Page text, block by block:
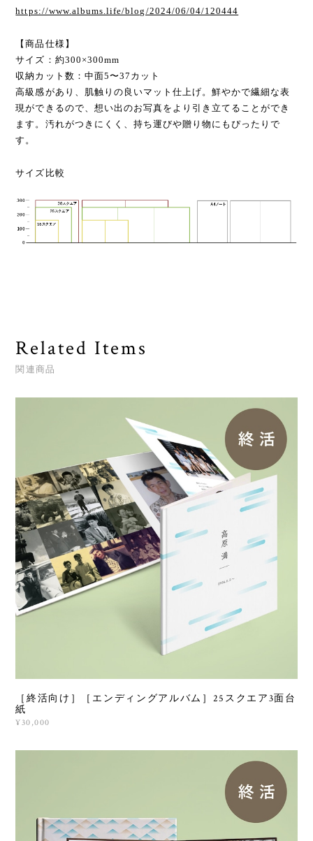
https://www.albums.life/blog/2024/06/04/120444
【商品仕様】
サイズ：約300×300mm
収納カット数：中面5〜37カット
高級感があり、肌触りの良いマット仕上げ。鮮やかで繊細な表
現ができるので、想い出のお写真をより引き立てることができ
ます。汚れがつきにくく、持ち運びや贈り物にもぴったりで
す。
サイズ比較
Related Items
関連商品
［終活向け］［エンディングアルバム］25スクエア3面台
紙
¥30,000